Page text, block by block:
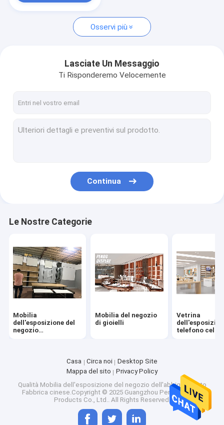
Osservi più
Lasciate Un Messaggio
Ti Risponderemo Velocemente
Continua
Le Nostre Categorie
Mobilia
dell'esposizione del
negozio
Mobilia del negozio
di gioielli
Vetrina
telefono
Casa Circa noi
Desktop Site
Mappa del sito
Privacy Policy
Qualità Mobilia dell'esposizione del negozio dell'abbigliamento
Fabbrica cinese.Copyright © 2025 Guangzhou Penbo Display
Products Co., Ltd.. All Rights Reserved.